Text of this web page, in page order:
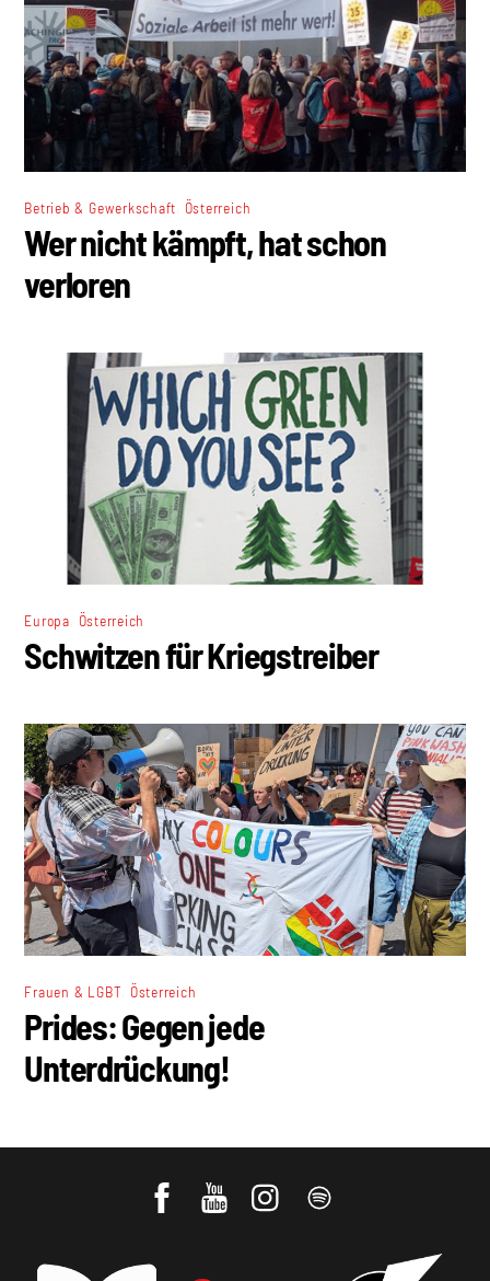
Betrieb & Gewerkschaft Österreich
Wer nicht kämpft, hat schon
verloren
Europa Österreich
Schwitzen für Kriegstreiber
Frauen & LGBT Österreich
Prides: Gegen jede
Unterdrückung!